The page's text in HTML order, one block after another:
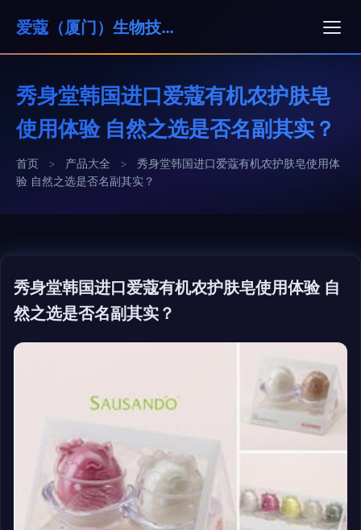
爱蔻（厦门）生物技术有限公司
秀身堂韩国进口爱蔻有机农护肤皂
使用体验 自然之选是否名副其实？
首页 > 产品大全 >
秀身堂韩国进口爱蔻有机农护肤皂使用体
验 自然之选是否名副其实？
秀身堂韩国进口爱蔻有机农护肤皂使用体验 自
然之选是否名副其实？